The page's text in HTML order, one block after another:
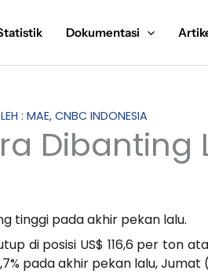
Dokumentasi
: MAE, CNBC INDONESIA
Dibanting
tinggi pada akhir pekan lalu.
di posisi US$ 116,6 per ton
pada akhir pekan lalu, Jumat